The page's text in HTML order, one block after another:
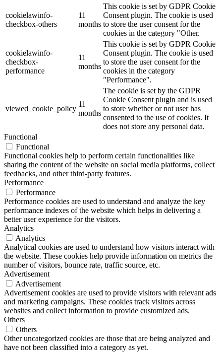
cookielawinfo-
checkbox-others
11
months
This cookie is set by GDPR Cookie
Consent plugin. The cookie is used
to store the user consent for the
cookies in the category "Other.
cookielawinfo-
checkbox-
performance
11
months
This cookie is set by GDPR Cookie
Consent plugin. The cookie is used
to store the user consent for the
cookies in the category
"Performance".
viewed_cookie_policy
11
months
The cookie is set by the GDPR
Cookie Consent plugin and is used
to store whether or not user has
consented to the use of cookies. It
does not store any personal data.
Functional
Functional
Functional cookies help to perform certain functionalities like
sharing the content of the website on social media platforms, collect
feedbacks, and other third-party features.
Performance
Performance
Performance cookies are used to understand and analyze the key
performance indexes of the website which helps in delivering a
better user experience for the visitors.
Analytics
Analytics
Analytical cookies are used to understand how visitors interact with
the website. These cookies help provide information on metrics the
number of visitors, bounce rate, traffic source, etc.
Advertisement
Advertisement
Advertisement cookies are used to provide visitors with relevant ads
and marketing campaigns. These cookies track visitors across
websites and collect information to provide customized ads.
Others
Others
Other uncategorized cookies are those that are being analyzed and
have not been classified into a category as yet.